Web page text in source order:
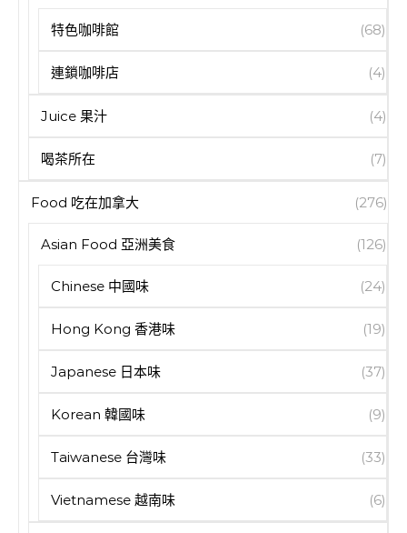
特色咖啡館 (68)
連鎖咖啡店 (4)
Juice 果汁 (4)
喝茶所在 (7)
Food 吃在加拿大 (276)
Asian Food 亞洲美食 (126)
Chinese 中國味 (24)
Hong Kong 香港味 (19)
Japanese 日本味 (37)
Korean 韓國味 (9)
Taiwanese 台灣味 (33)
Vietnamese 越南味 (6)